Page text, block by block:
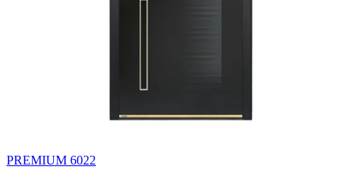
PREMIUM 6022